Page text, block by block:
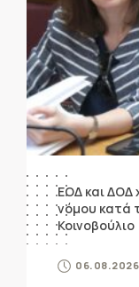
ΕΟΔ και ΔΟΔ
νόμου κατά
Κοινοβούλιο
06.08.2026